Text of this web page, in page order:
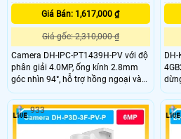
Giá Bán: 1,617,000 ₫
Giá gốc: 2,310,000 ₫
Camera DH-IPC-PT1439H-PV với độ
phân giải 4.0MP, ống kính 2.8mm
góc nhìn 94°, hỗ trợ hồng ngoại và
LED ánh sáng trắng 30m cho hình
ảnh rõ nét cả ngày lẫn đêm. Tích
hợp PTZ xoay ngang 345°, dọc 90°,
báo động chủ động bằng còi hú và
DH-
trữ
933